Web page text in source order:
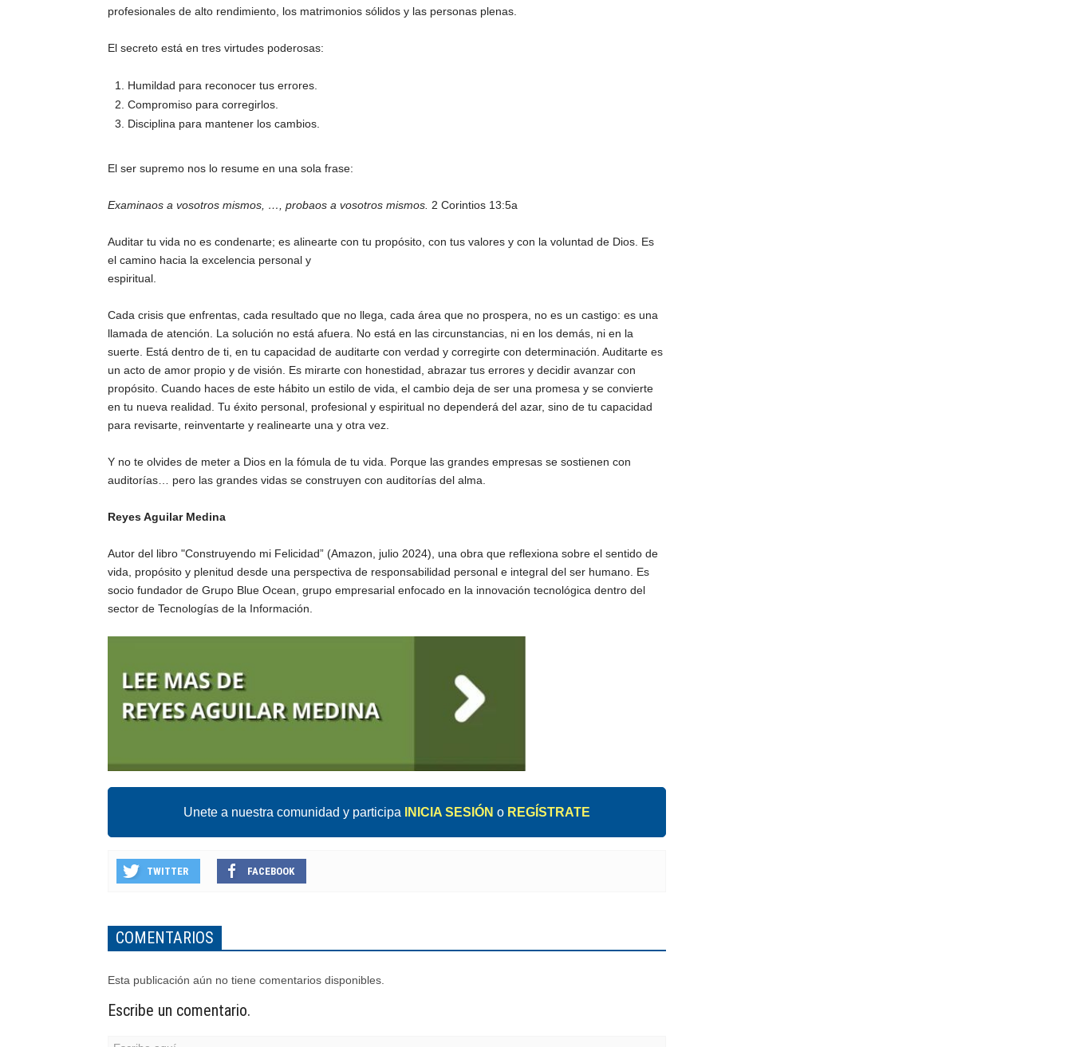
profesionales de alto rendimiento, los matrimonios sólidos y las personas plenas.
El secreto está en tres virtudes poderosas:
Humildad para reconocer tus errores.
Compromiso para corregirlos.
Disciplina para mantener los cambios.
El ser supremo nos lo resume en una sola frase:
Examinaos a vosotros mismos, …, probaos a vosotros mismos. 2 Corintios 13:5a
Auditar tu vida no es condenarte; es alinearte con tu propósito, con tus valores y con la voluntad de Dios. Es
el camino hacia la excelencia personal y
espiritual.
Cada crisis que enfrentas, cada resultado que no llega, cada área que no prospera, no es un castigo: es una
llamada de atención. La solución no está afuera. No está en las circunstancias, ni en los demás, ni en la
suerte. Está dentro de ti, en tu capacidad de auditarte con verdad y corregirte con determinación. Auditarte es
un acto de amor propio y de visión. Es mirarte con honestidad, abrazar tus errores y decidir avanzar con
propósito. Cuando haces de este hábito un estilo de vida, el cambio deja de ser una promesa y se convierte
en tu nueva realidad. Tu éxito personal, profesional y espiritual no dependerá del azar, sino de tu capacidad
para revisarte, reinventarte y realinearte una y otra vez.
Y no te olvides de meter a Dios en la fómula de tu vida. Porque las grandes empresas se sostienen con
auditorías… pero las grandes vidas se construyen con auditorías del alma.
Reyes Aguilar Medina
Autor del libro "Construyendo mi Felicidad” (Amazon, julio 2024), una obra que reflexiona sobre el sentido de
vida, propósito y plenitud desde una perspectiva de responsabilidad personal e integral del ser humano. Es
socio fundador de Grupo Blue Ocean, grupo empresarial enfocado en la innovación tecnológica dentro del
sector de Tecnologías de la Información.
Unete a nuestra comunidad y participa INICIA SESIÓN o REGÍSTRATE
TWITTER FACEBOOK
COMENTARIOS
Esta publicación aún no tiene comentarios disponibles.
Escribe un comentario.